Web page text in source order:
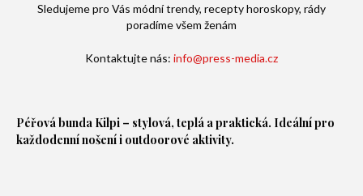
Sledujeme pro Vás módní trendy, recepty horoskopy, rády
poradíme všem ženám
Kontaktujte nás: info@press-media.cz
Péřová bunda Kilpi – stylová, teplá a praktická. Ideální pro
každodenní nošení i outdoorové aktivity.